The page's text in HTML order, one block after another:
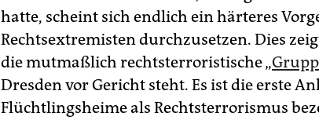
hatte, scheint sich endlich ein härteres
Rechtsextremisten durchzusetzen. Dies
die mutmaßlich rechtsterroristische „
Dresden vor Gericht steht. Es ist die erste
Flüchtlingsheime als Rechtsterrorismus